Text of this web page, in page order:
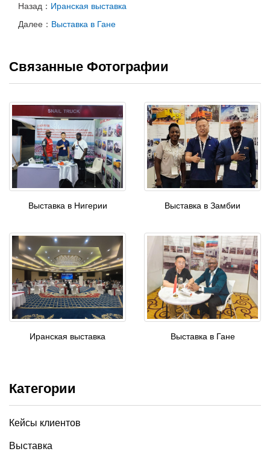
Назад： Иранская выставка
Далее： Выставка в Гане
Связанные Фотографии
Выставка в Нигерии Выставка в Замбии
Иранская выставка Выставка в Гане
Категории
Кейсы клиентов
Выставка